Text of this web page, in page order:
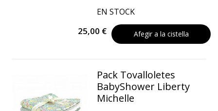
EN STOCK
25,00 € Afegir a la cistella
Pack Tovalloletes
BabyShower Liberty
Michelle